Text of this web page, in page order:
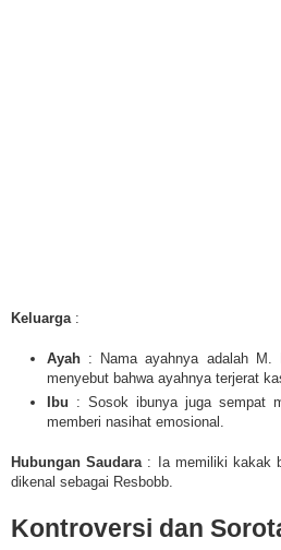
Keluarga :
Ayah: Nama ayahnya adalah M.
menyebut bahwa ayahnya terjerat
Ibu : Sosok ibunya juga sempat
memberi nasihat emosional.
Hubungan Saudara: Ia memiliki kakak
dikenal sebagai Resbobb.
Kontroversi dan